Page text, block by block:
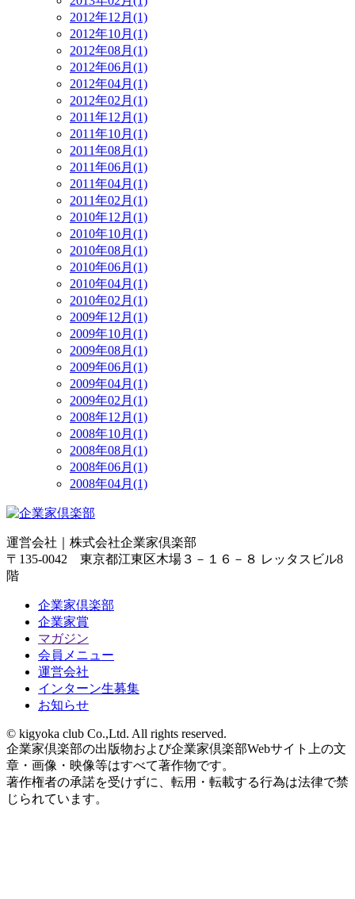
2012年12月(1)
2012年10月(1)
2012年08月(1)
2012年06月(1)
2012年04月(1)
2012年02月(1)
2011年12月(1)
2011年10月(1)
2011年08月(1)
2011年06月(1)
2011年04月(1)
2011年02月(1)
2010年12月(1)
2010年10月(1)
2010年08月(1)
2010年06月(1)
2010年04月(1)
2010年02月(1)
2009年12月(1)
2009年10月(1)
2009年08月(1)
2009年06月(1)
2009年04月(1)
2009年02月(1)
2008年12月(1)
2008年10月(1)
2008年08月(1)
2008年06月(1)
2008年04月(1)
運営会社｜ 株式会社企業家倶楽部
〒135-0042 東京都江東区木場３－１６－８ レッタスビル8
階
企業家倶楽部
企業家賞
マガジン
会員メニュー
運営会社
インターン生募集
お知らせ
© kigyoka club Co.,Ltd. All rights reserved.
企業家倶楽部の出版物および企業家倶楽部Webサイト上の文
章・画像・映像等はすべて著作物です。
著作権者の承諾を受けずに、転用・転載する行為は法律で禁
じられています。